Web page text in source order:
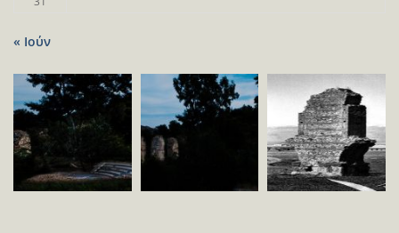
« Ιούν